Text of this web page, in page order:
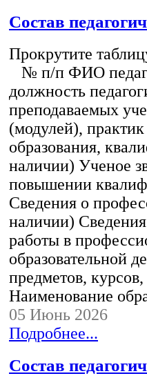
Состав
Прокрутите
№ п/п ФИО
должность
преподаваемых
(модулей),
образования,
наличии) Ученое
повышении
Сведения о
наличии)
работы в
образовательной
предметов,
Наименование
05 Июнь 2026
Подробнее...
Состав